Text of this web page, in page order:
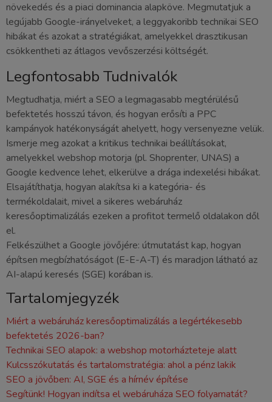
növekedés és a piaci dominancia alapköve. Megmutatjuk a
legújabb Google-irányelveket, a leggyakoribb technikai SEO
hibákat és azokat a stratégiákat, amelyekkel drasztikusan
csökkentheti az átlagos vevőszerzési költségét.
Legfontosabb Tudnivalók
Megtudhatja, miért a SEO a legmagasabb megtérülésű
befektetés hosszú távon, és hogyan erősíti a PPC
kampányok hatékonyságát ahelyett, hogy versenyezne velük.
Ismerje meg azokat a kritikus technikai beállításokat,
amelyekkel webshop motorja (pl. Shoprenter, UNAS) a
Google kedvence lehet, elkerülve a drága indexelési hibákat.
Elsajátíthatja, hogyan alakítsa ki a kategória- és
termékoldalait, mivel a sikeres webáruház
keresőoptimalizálás ezeken a profitot termelő oldalakon dől
el.
Felkészülhet a Google jövőjére: útmutatást kap, hogyan
építsen megbízhatóságot (E-E-A-T) és maradjon látható az
AI-alapú keresés (SGE) korában is.
Tartalomjegyzék
Miért a webáruház keresőoptimalizálás a legértékesebb
befektetés 2026-ban?
Technikai SEO alapok: a webshop motorházteteje alatt
Kulcsszókutatás és tartalomstratégia: ahol a pénz lakik
SEO a jövőben: AI, SGE és a hírnév építése
Segítünk! Hogyan indítsa el webáruháza SEO folyamatát?